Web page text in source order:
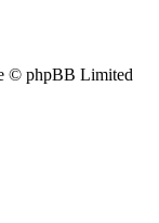
© phpBB Limited